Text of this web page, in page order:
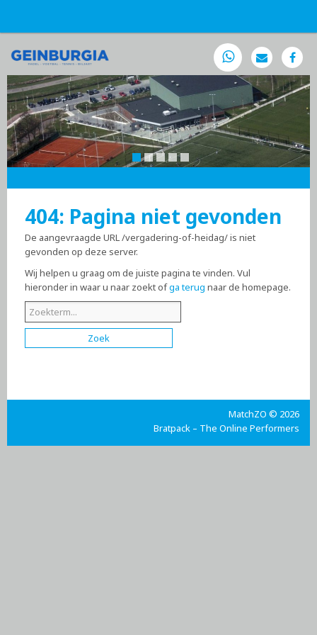
404: Pagina niet gevonden
De aangevraagde URL /vergadering-of-heidag/ is niet
gevonden op deze server.
Wij helpen u graag om de juiste pagina te vinden. Vul
hieronder in waar u naar zoekt ofga terug naar de homepage.
MatchZO © 2026
Bratpack – The Online Performers